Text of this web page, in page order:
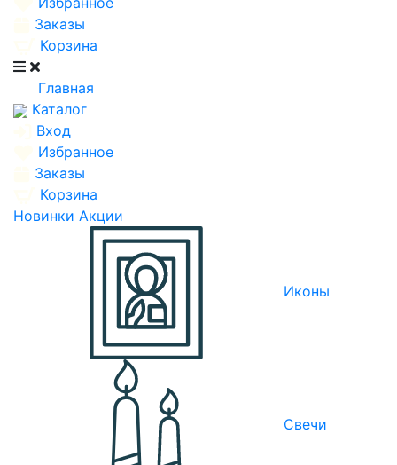
Заказы
Корзина
Главная
Каталог
Вход
Избранное
Заказы
Корзина
Новинки Акции
Иконы
Свечи